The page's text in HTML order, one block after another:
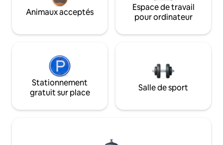
Animaux acceptés
Espace de travail
pour ordinateur
Stationnement
gratuit sur place
Salle de sport